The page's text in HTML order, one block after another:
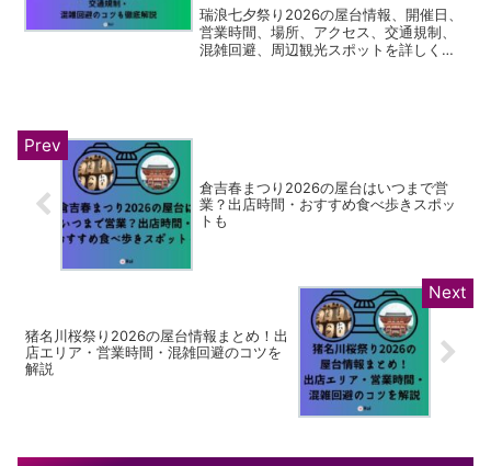
瑞浪七夕祭り2026の屋台情報、開催日、
営業時間、場所、アクセス、交通規制、
混雑回避、周辺観光スポットを詳しく解
倉吉春まつり2026の屋台はいつまで営
業？出店時間・おすすめ食べ歩きスポッ
トも
猪名川桜祭り2026の屋台情報まとめ！出
店エリア・営業時間・混雑回避のコツを
解説